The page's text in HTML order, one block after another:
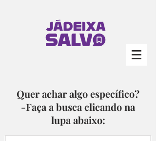
Quer achar algo específico?
-Faça a busca clicando na
lupa abaixo: